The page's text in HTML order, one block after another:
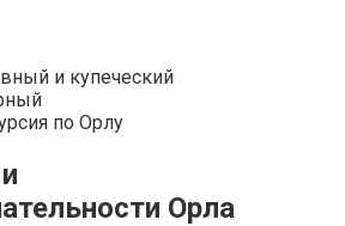
и купеческий
по Орлу
Орла